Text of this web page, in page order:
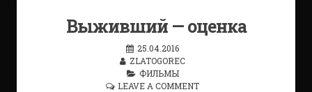
Выживший — оценка
25.04.2016
ZLATOGOREC
ФИЛЬМЫ
LEAVE A COMMENT